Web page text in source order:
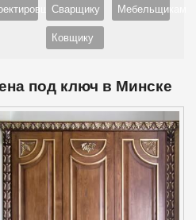
Сварщику
Ковщику
Мебельщикам
под ключ в Минске